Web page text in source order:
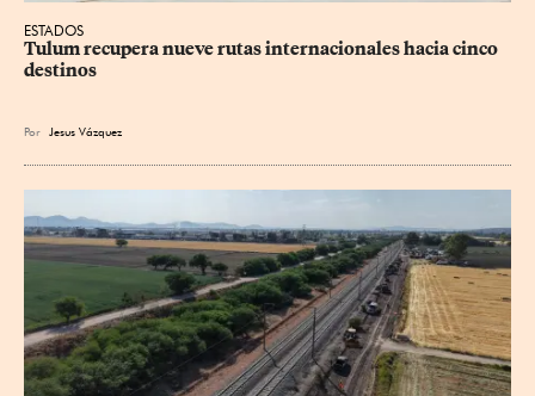
ESTADOS
Tulum recupera nueve rutas internacionales hacia cinco
destinos
Por Jesus Vázquez